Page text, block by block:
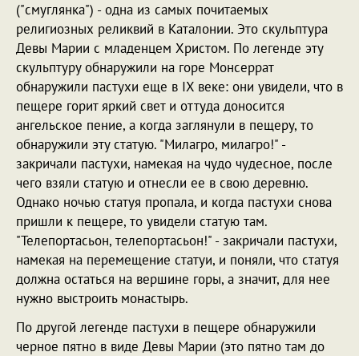
("смуглянка") - одна из самых почитаемых
религиозных реликвий в Каталонии. Это скульптура
Девы Марии с младенцем Христом. По легенде эту
скульптуру обнаружили на горе Монсеррат
обнаружили пастухи еще в IX веке: они увидели, что в
пещере горит яркий свет и оттуда доносится
ангельское пение, а когда заглянули в пещеру, то
обнаружили эту статую. "Милагро, милагро!" -
закричали пастухи, намекая на чудо чудесное, после
чего взяли статую и отнесли ее в свою деревню.
Однако ночью статуя пропала, и когда пастухи снова
пришли к пещере, то увидели статую там.
"Телепортасьон, телепортасьон!" - закричали пастухи,
намекая на перемещение статуи, и поняли, что статуя
должна остаться на вершине горы, а значит, для нее
нужно выстроить монастырь.
По другой легенде пастухи в пещере обнаружили
черное пятно в виде Девы Марии (это пятно там до